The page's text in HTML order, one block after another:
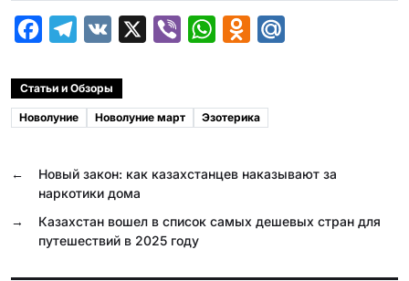
c
e
o
o
k
l
e
r
a
m
e
W
t
p
o
s
n
Статьи и Обзоры
Новолуние Новолуние март Эзотерика
←
Новый закон: как казахстанцев наказывают за
наркотики дома
→
Казахстан вошел в список самых дешевых стран для
путешествий в 2025 году